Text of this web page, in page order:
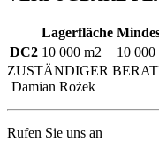
Lagerfläche
DC2 10 000 m2 10 000
ZUSTÄNDIGER
Damian Rożek
Rufen Sie uns an